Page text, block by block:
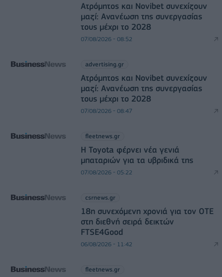
Ατρόμητος και Novibet συνεχίζουν
μαζί: Ανανέωση της συνεργασίας
τους μέχρι το 2028
07/08/2026 - 08:52
advertising.gr
Ατρόμητος και Novibet συνεχίζουν
μαζί: Ανανέωση της συνεργασίας
τους μέχρι το 2028
07/08/2026 - 08:47
fleetnews.gr
Η Toyota φέρνει νέα γενιά
μπαταριών για τα υβριδικά της
07/08/2026 - 05:22
csrnews.gr
18η συνεχόμενη χρονιά για τον ΟΤΕ
στη διεθνή σειρά δεικτών
FTSE4Good
06/08/2026 - 11:42
fleetnews.gr